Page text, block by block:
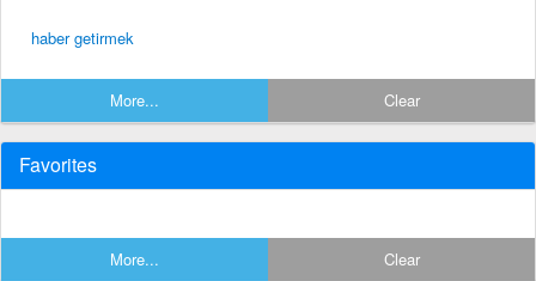
haber getirmek
More... Clear
Favorites
More... Clear